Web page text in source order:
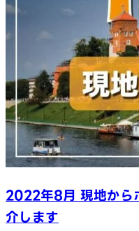
2022年8月 現地から
介します